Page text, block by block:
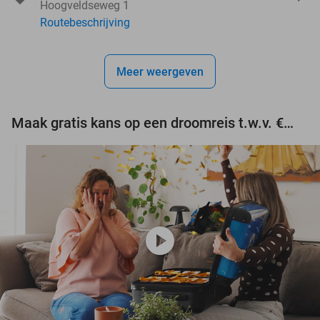
Hoogveldseweg 1
Routebeschrijving
Meer weergeven
Maak gratis kans op een droomreis t.w.v. €3.000!
play_circle